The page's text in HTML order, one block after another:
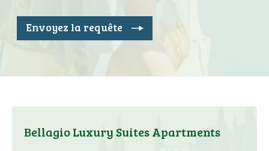
Envoyez la requête
Bellagio Luxury Suites Apartments